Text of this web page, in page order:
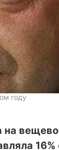
году
16%